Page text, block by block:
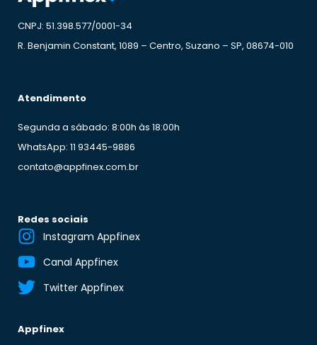
CNPJ: 51.398.577/0001-34
R. Benjamin Constant, 1089 – Centro, Suzano – SP, 08674-010
Atendimento
Segunda a sábado: 8:00h às 18:00h
WhatsApp: 11 93445-9886
contato@appfinex.com.br
Redes sociais
Instagram Appfinex
Canal Appfinex
Twitter Appfinex
Appfinex